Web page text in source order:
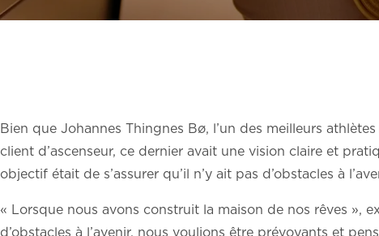
Bien que Johannes Thingnes Bø, l’un des meilleurs
client d’ascenseur, ce dernier avait une vision claire et
objectif était de s’assurer qu’il n’y ait pas d’obstacles à
« Lorsque nous avons construit la maison de nos rêves »,
d’obstacles à l’avenir, nous voulions être prévoyants et